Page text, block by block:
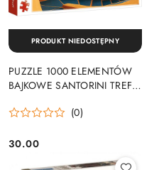
PUZZLE 1000 ELEMENTÓW
BAJKOWE SANTORINI TREFL
(0)
Cena:
30.00
PRODUKT NIEDOSTĘPNY